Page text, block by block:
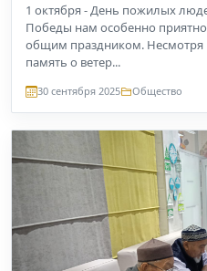
1 октября - День пожилых
Победы нам особенно
общим праздником. Несмотря
память о ветер...
30 сентября 2025 Общество